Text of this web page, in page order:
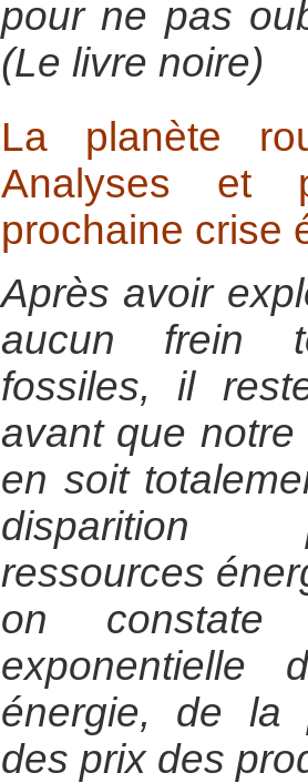
pour ne pas
(Le livre noire)
La planète
Analyses et
prochaine crise
Après avoir
aucun frein
fossiles, il
avant que
en soit
disparition
ressources
on constate
énergie, de la
des prix des